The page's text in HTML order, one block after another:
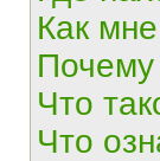
Как
Почему
Что
Что